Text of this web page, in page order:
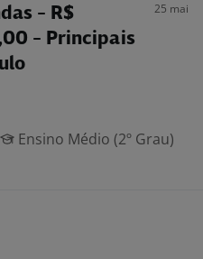
- R$
- Principais
25 mai
Ensino Médio (2º Grau)